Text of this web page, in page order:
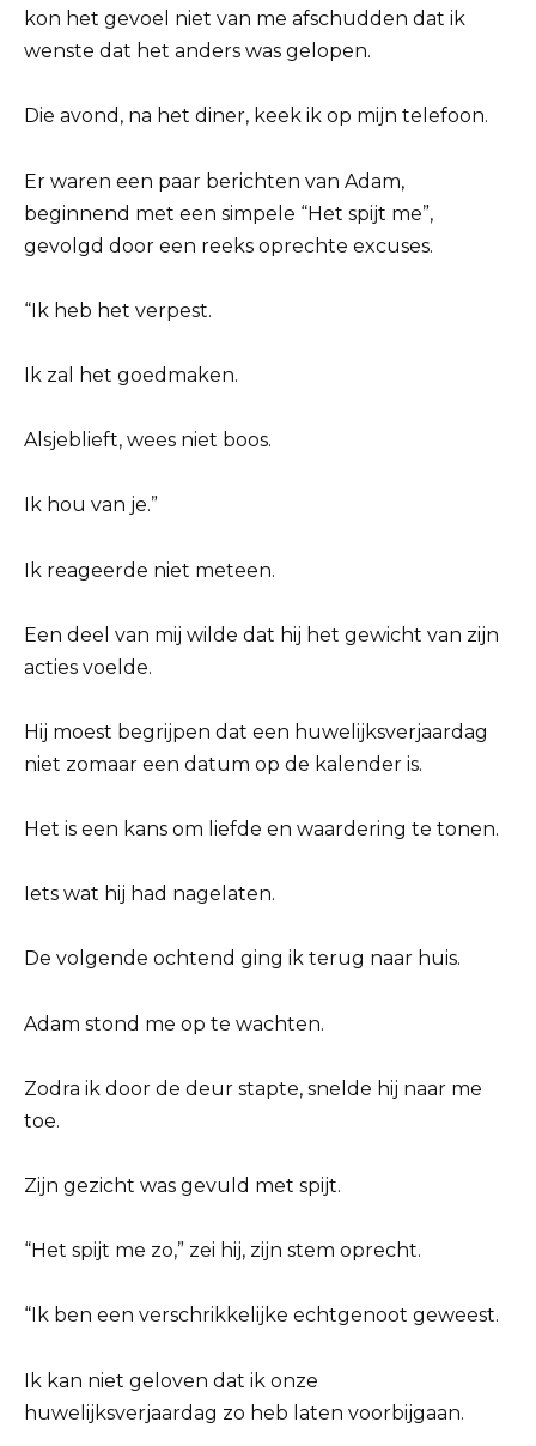
kon het gevoel niet van me afschudden dat ik
wenste dat het anders was gelopen.
Die avond, na het diner, keek ik op mijn telefoon.
Er waren een paar berichten van Adam,
beginnend met een simpele “Het spijt me”,
gevolgd door een reeks oprechte excuses.
“Ik heb het verpest.
Ik zal het goedmaken.
Alsjeblieft, wees niet boos.
Ik hou van je.”
Ik reageerde niet meteen.
Een deel van mij wilde dat hij het gewicht van zijn
acties voelde.
Hij moest begrijpen dat een huwelijksverjaardag
niet zomaar een datum op de kalender is.
Het is een kans om liefde en waardering te tonen.
Iets wat hij had nagelaten.
De volgende ochtend ging ik terug naar huis.
Adam stond me op te wachten.
Zodra ik door de deur stapte, snelde hij naar me
toe.
Zijn gezicht was gevuld met spijt.
“Het spijt me zo,” zei hij, zijn stem oprecht.
“Ik ben een verschrikkelijke echtgenoot geweest.
Ik kan niet geloven dat ik onze
huwelijksverjaardag zo heb laten voorbijgaan.